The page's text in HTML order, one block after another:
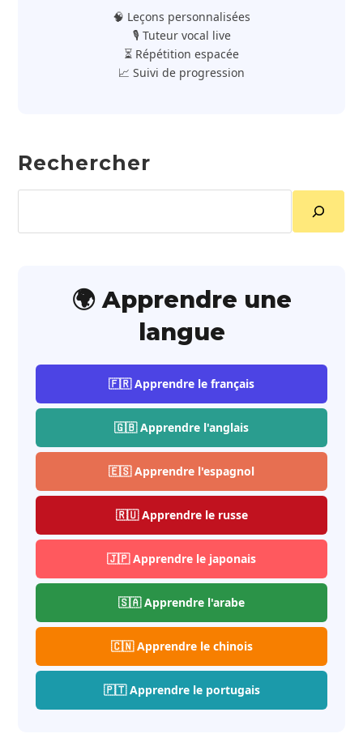
🧠 Leçons personnalisées
🎙️ Tuteur vocal live
⏳ Répétition espacée
📈 Suivi de progression
Rechercher
🌍 Apprendre une
langue
🇫🇷 Apprendre le français
🇬🇧 Apprendre l'anglais
🇪🇸 Apprendre l'espagnol
🇷🇺 Apprendre le russe
🇯🇵 Apprendre le japonais
🇸🇦 Apprendre l'arabe
🇨🇳 Apprendre le chinois
🇵🇹 Apprendre le portugais